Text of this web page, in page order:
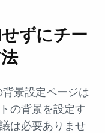
ずにチー
景設定ページは
の背景を設定す
は必要ありませ